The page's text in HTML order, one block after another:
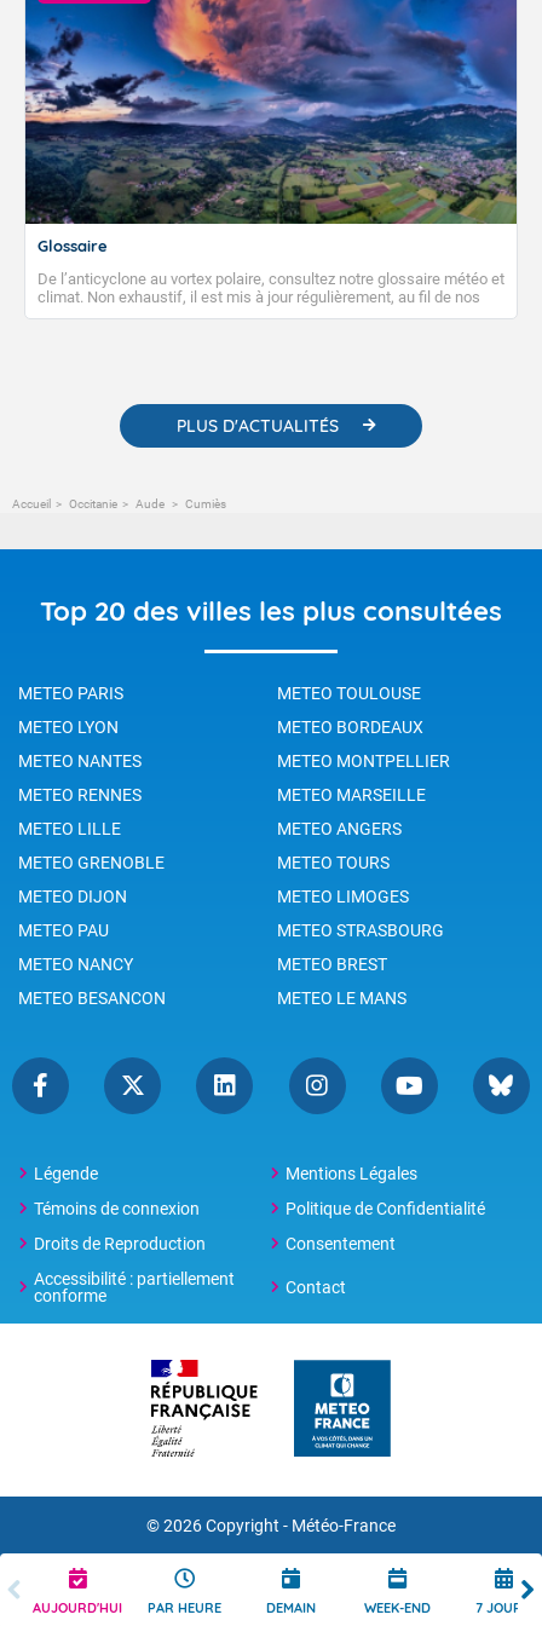
AUJOURD'HUI PAR HEURE DEMAIN WEEK-END 7 JOURS
Glossaire
De l’anticyclone au vortex polaire, consultez notre glossaire météo et
climat. Non exhaustif, il est mis à jour régulièrement, au fil de nos
publications. Vous y trouverez également des liens utiles vers nos
PLUS D'ACTUALITÉS
Accueil Occitanie Aude Cumiès
Top 20 des villes les plus consultées
METEO PARIS
METEO TOULOUSE
METEO LYON
METEO BORDEAUX
METEO NANTES
METEO MONTPELLIER
METEO RENNES
METEO MARSEILLE
METEO LILLE
METEO ANGERS
METEO GRENOBLE
METEO TOURS
METEO DIJON
METEO LIMOGES
METEO PAU
METEO STRASBOURG
METEO NANCY
METEO BREST
METEO BESANCON
METEO LE MANS
Légende
Mentions Légales
Témoins de connexion
Politique de Confidentialité
Droits de Reproduction
Consentement
Accessibilité : partiellement
conforme
Contact
© 2026 Copyright - Météo-France